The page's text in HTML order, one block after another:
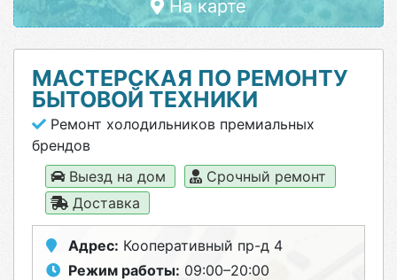
На карте
МАСТЕРСКАЯ ПО РЕМОНТУ
БЫТОВОЙ ТЕХНИКИ
Ремонт холодильников премиальных
брендов
Выезд на дом
Срочный ремонт
Доставка
Адрес: Кооперативный пр-д 4
Режим работы: 09:00–20:00